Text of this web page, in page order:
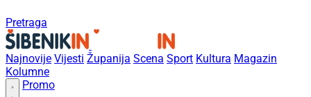
Pretraga
Najnovije Vijesti Županija Scena Sport Kultura Magazin
Kolumne
Promo